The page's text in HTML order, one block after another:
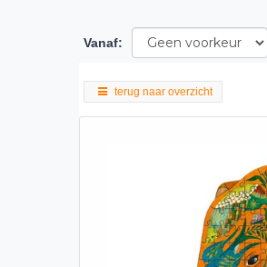
Vanaf:
terug naar overzicht